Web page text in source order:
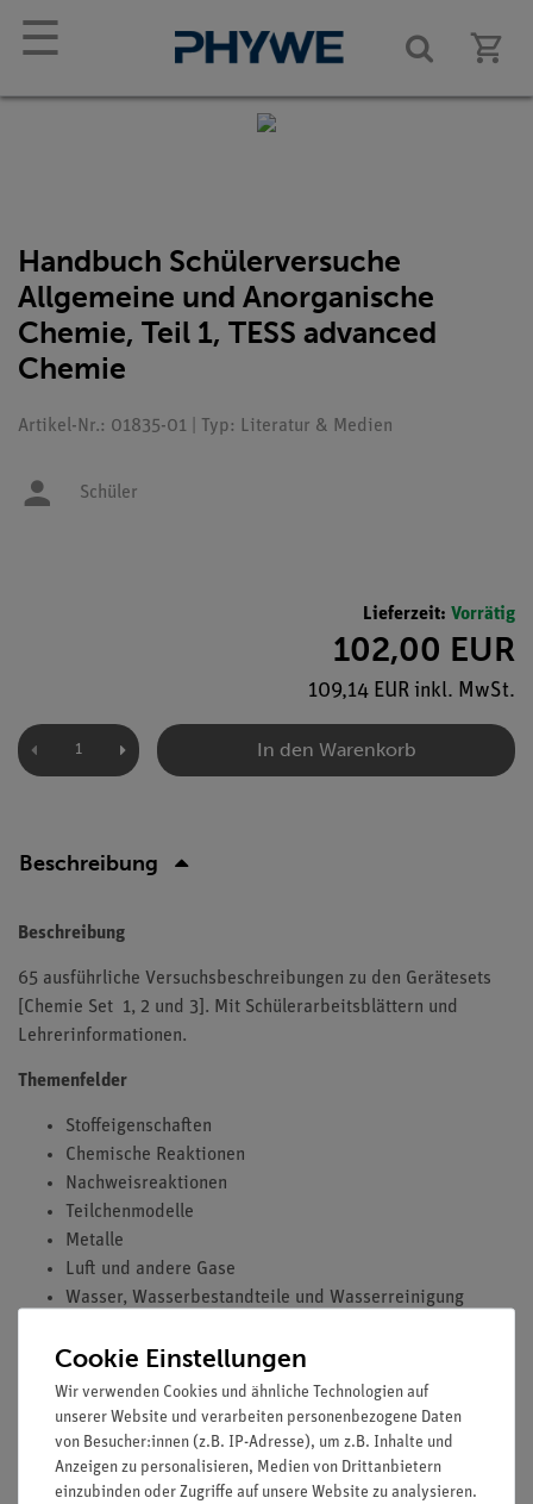
☰
Handbuch Schülerversuche
Allgemeine und Anorganische
Chemie, Teil 1, TESS advanced
Chemie
Artikel-Nr.: 01835-01 | Typ: Literatur & Medien
Schüler
Lieferzeit: Vorrätig
102,00 EUR
109,14 EUR inkl. MwSt.
In den Warenkorb
Beschreibung
Beschreibung
65 ausführliche Versuchsbeschreibungen zu den Gerätesets
[Chemie Set 1, 2 und 3]. Mit Schülerarbeitsblättern und
Lehrerinformationen.
Themenfelder
Stoffeigenschaften
Chemische Reaktionen
Nachweisreaktionen
Teilchenmodelle
Metalle
Luft und andere Gase
Wasser, Wasserbestandteile und Wasserreinigung
Ausstattung
Ringordner, Format DIN A4.
Cookie Einstellungen
Wir verwenden Cookies und ähnliche Technologien auf
unserer Website und verarbeiten personenbezogene Daten
von Besucher:innen (z.B. IP-Adresse), um z.B. Inhalte und
Anzeigen zu personalisieren, Medien von Drittanbietern
einzubinden oder Zugriffe auf unsere Website zu analysieren.